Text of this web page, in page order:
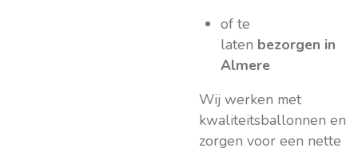
of te
laten bezorgen in
Almere
Wij werken met
kwaliteitsballonnen en
zorgen voor een nette